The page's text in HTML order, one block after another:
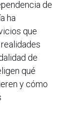
de
ha
que
de
qué
y cómo